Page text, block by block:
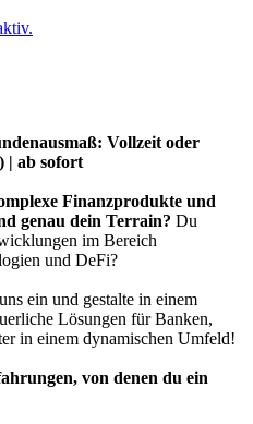
Vollzeit oder
| ab sofort
Finanzprodukte und
genau dein Terrain? Du
im Bereich
und DeFi?
ein und gestalte in einem
Lösungen für Banken,
in einem dynamischen Umfeld!
von denen du ein